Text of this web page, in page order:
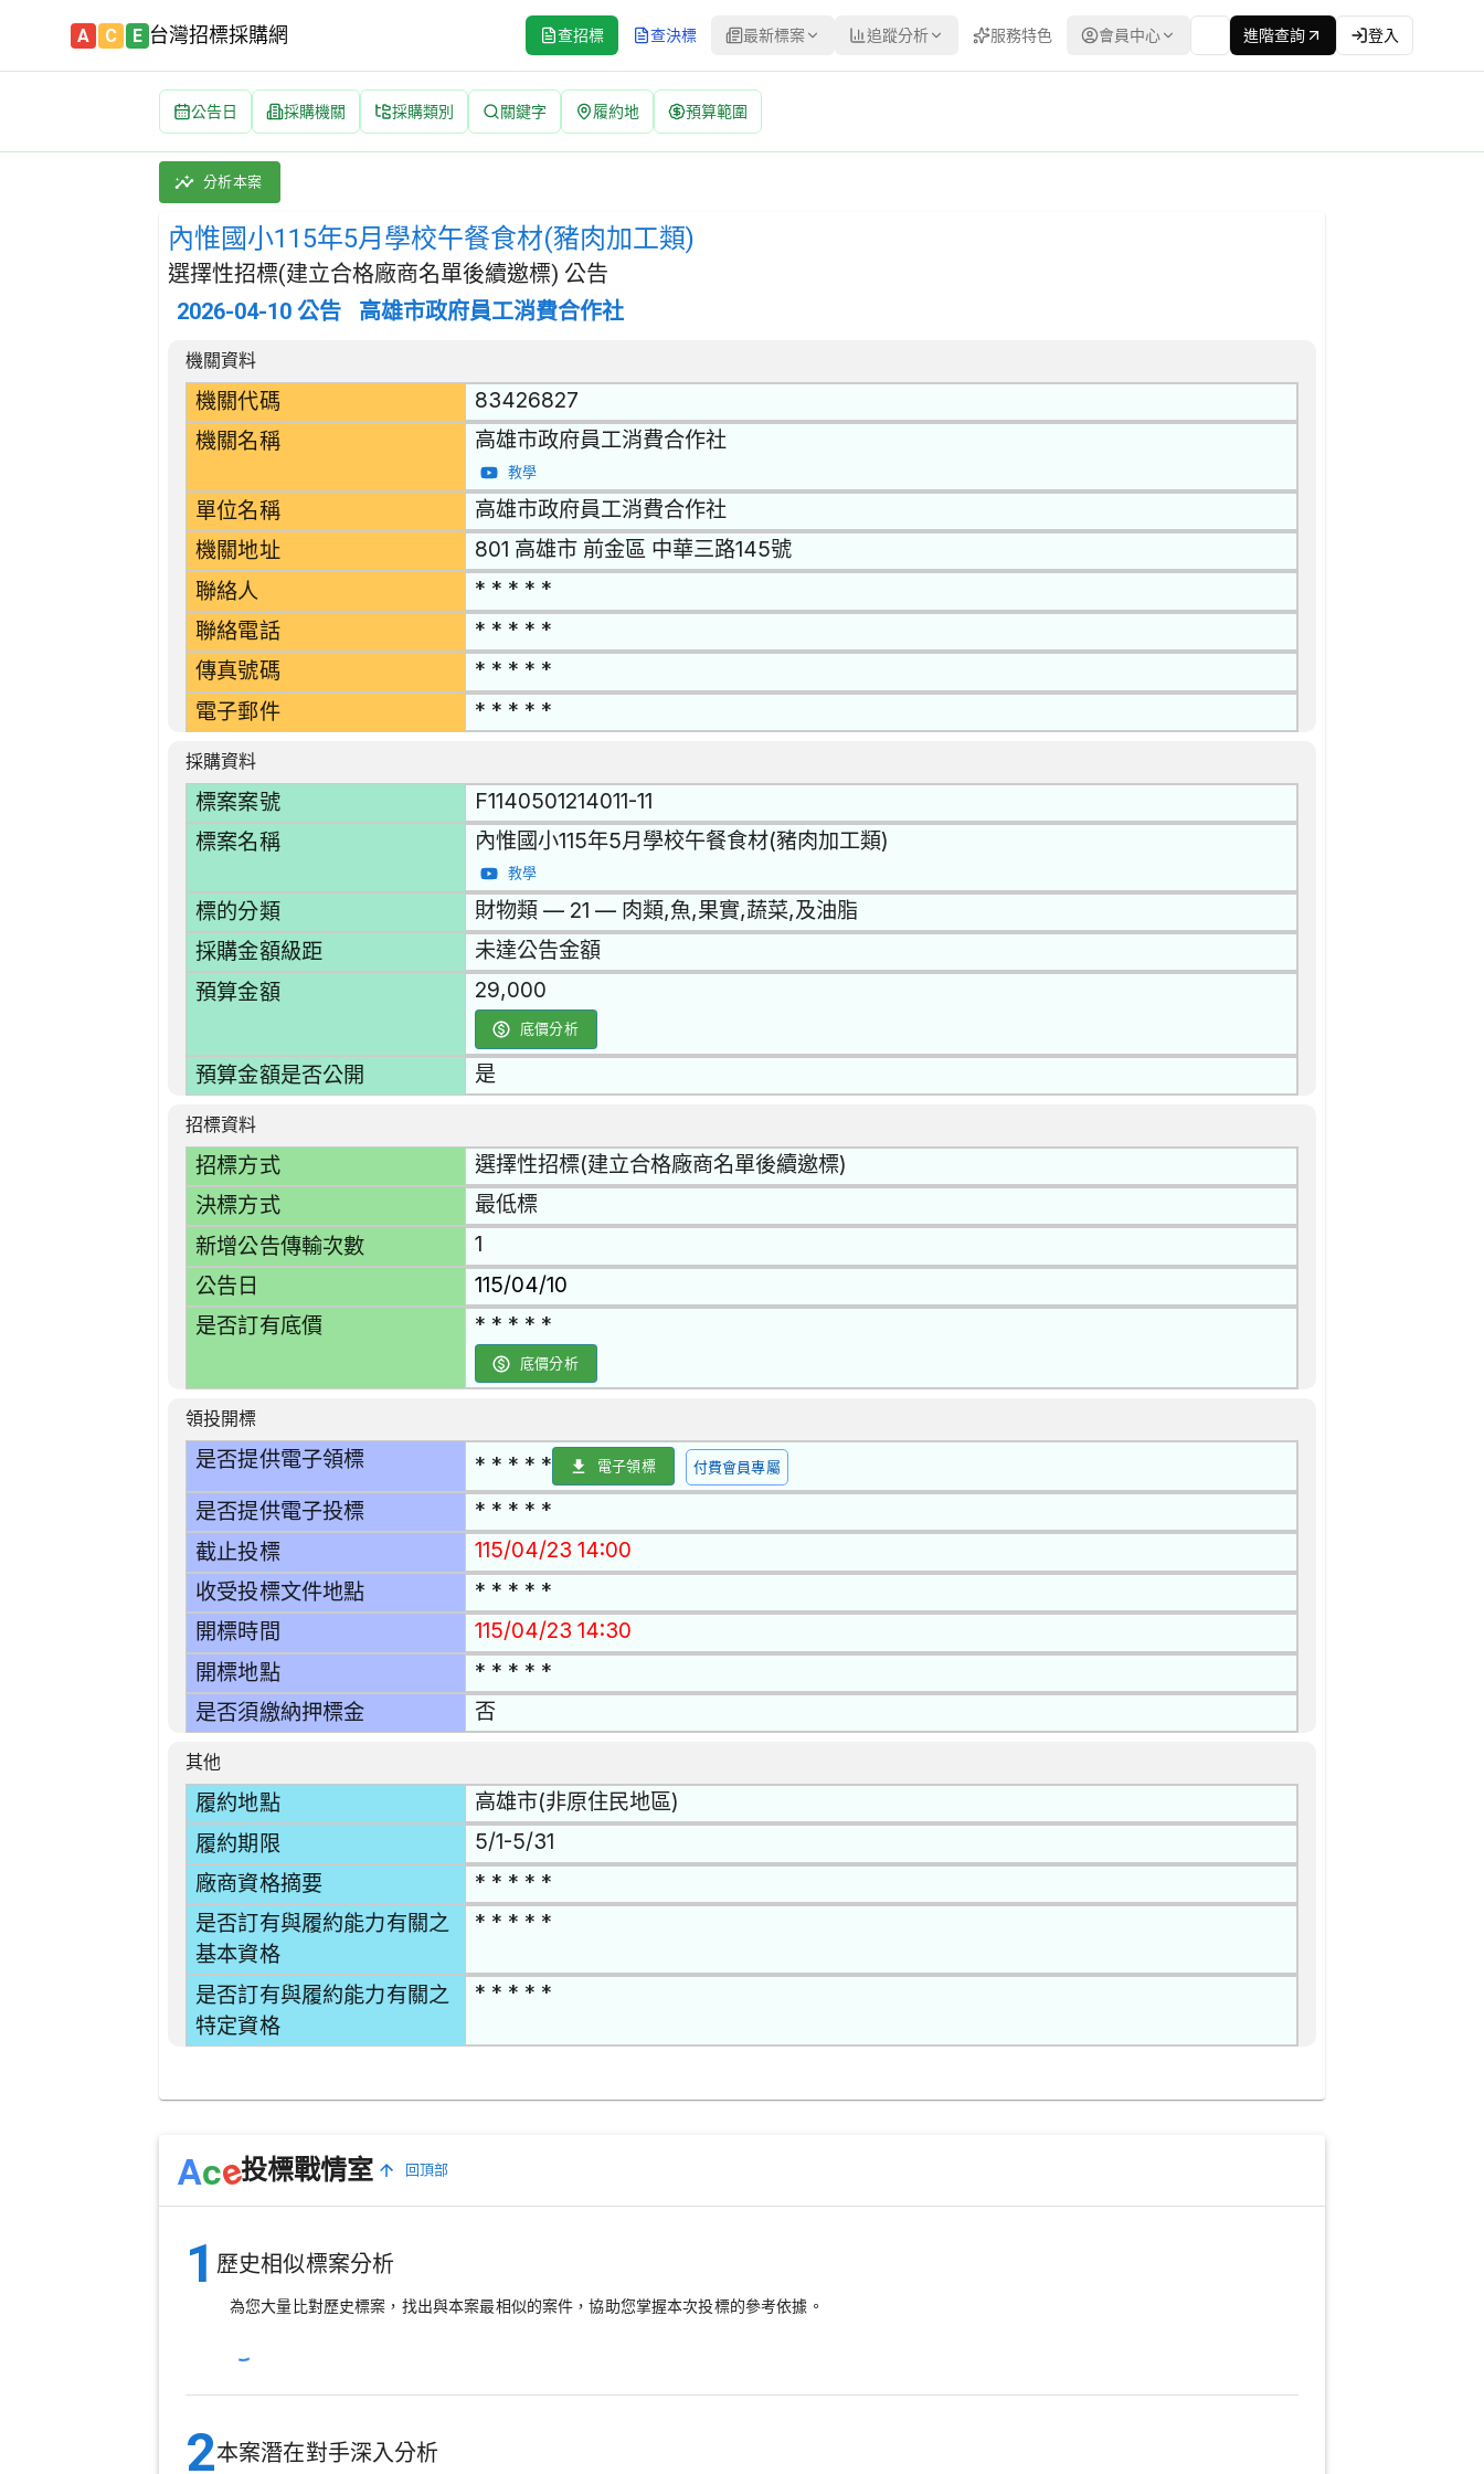
A C E 台灣招標採購網 查招標 查決標 最新標案 追蹤分析 服務特色 會員中心 進階查詢 登入
公告日 採購機關 採購類別 關鍵字 履約地 預算範圍
內惟國小115年5月學校午餐食材(豬肉加工類) 招標公告 | 案號：F1140501214011-11 | 選擇性招標(建立合格廠商名單後續邀標) 公告
採購類別：財物類 肉類,魚,果實,蔬菜,及油脂 | 招標方式：選擇性招標(建立合格廠商名單後續邀標) | 決標方式：最低標 | 資料來源：台灣政府電子採購網（公共工程委
分析本案
內惟國小115年5月學校午餐食材(豬肉加工類)
選擇性招標(建立合格廠商名單後續邀標) 公告
2026-04-10 公告 高雄市政府員工消費合作社
招標公告詳細內容
機關資料
機關代碼 83426827
機關名稱 高雄市政府員工消費合作社
教學
單位名稱 高雄市政府員工消費合作社
機關地址 801 高雄市 前金區 中華三路145號
聯絡人 * * * * *
聯絡電話 * * * * *
傳真號碼 * * * * *
電子郵件 * * * * *
採購資料
標案案號 F1140501214011-11
標案名稱 內惟國小115年5月學校午餐食材(豬肉加工類)
教學
標的分類 財物類 — 21 — 肉類,魚,果實,蔬菜,及油脂
採購金額級距 未達公告金額
預算金額 29,000
底價分析
預算金額是否公開 是
招標資料
招標方式 選擇性招標(建立合格廠商名單後續邀標)
決標方式 最低標
新增公告傳輸次數 1
公告日 115/04/10
是否訂有底價 * * * * *
底價分析
領投開標
是否提供電子領標 * * * * * 電子領標 付費會員專屬
是否提供電子投標 * * * * *
截止投標 115/04/23 14:00
收受投標文件地點 * * * * *
開標時間 115/04/23 14:30
開標地點 * * * * *
是否須繳納押標金 否
其他
履約地點 高雄市(非原住民地區)
履約期限 5/1-5/31
廠商資格摘要 * * * * *
是否訂有與履約能力有關之
基本資格
* * * * *
是否訂有與履約能力有關之
特定資格
* * * * *
Ace投標戰情室 回頂部
1 歷史相似標案分析
為您大量比對歷史標案，找出與本案最相似的案件，協助您掌握本次投標的參考依據。
2本案潛在對手深入分析